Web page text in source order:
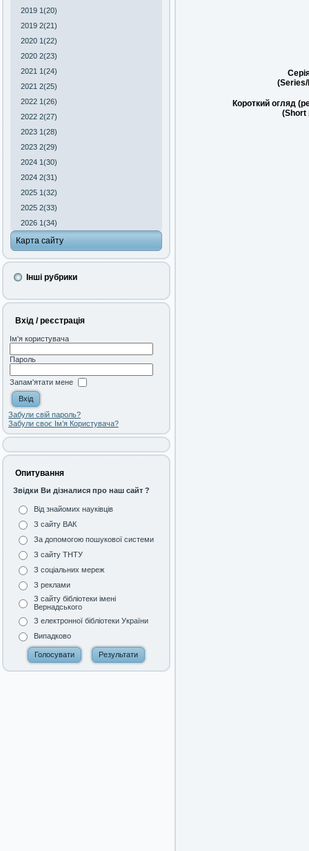
2019 1(20)
2019 2(21)
2020 1(22)
2020 2(23)
2021 1(24)
2021 2(25)
2022 1(26)
2022 2(27)
2023 1(28)
2023 2(29)
2024 1(30)
2024 2(31)
2025 1(32)
2025 2(33)
2026 1(34)
Карта сайту
Інші рубрики
Вхід / реєстрація
Ім'я користувача
Пароль
Запам'ятати мене
Забули свій пароль?
Забули своє Ім’я Користувача?
Опитування
Звідки Ви дізналися про наш сайт ?
Від знайомих науківців
З сайту ВАК
За допомогою пошукової системи
З сайту ТНТУ
З соціальних мереж
З реклами
З сайту бібліотеки імені
Вернадського
З електронної бібліотеки України
Випадково
Короткий огляд
(Short